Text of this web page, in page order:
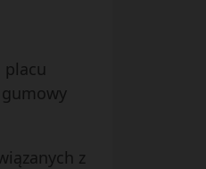
placu
z